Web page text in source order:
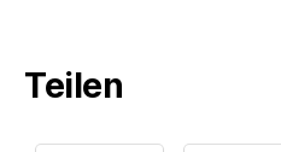
Teilen